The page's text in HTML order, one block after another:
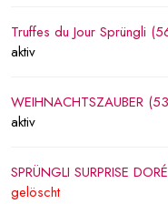
Truffes du Jour Sprüngli
aktiv
WEIHNACHTSZAUBER
aktiv
SPRÜNGLI SURPRISE
gelöscht